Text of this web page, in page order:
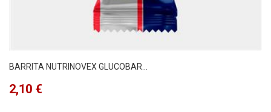
BARRITA NUTRINOVEX GLUCOBAR...
Precio
2,10 €